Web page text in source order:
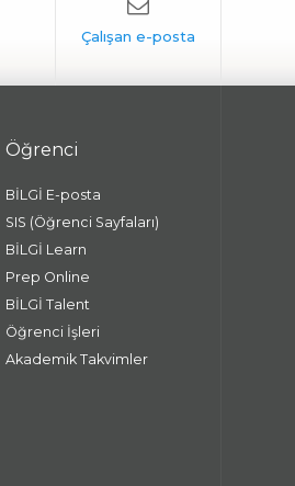
Öğrenci
BİLGİ E-posta
SIS (Öğrenci Sayfaları)
BİLGİ Learn
Prep Online
BİLGİ Talent
Öğrenci İşleri
Akademik Takvimler